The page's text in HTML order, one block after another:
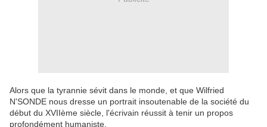
Alors que la tyrannie sévit dans le monde, et que Wilfried
N'SONDE nous dresse un portrait insoutenable de la société du
début du XVIIème siècle, l'écrivain réussit à tenir un propos
profondément humaniste.